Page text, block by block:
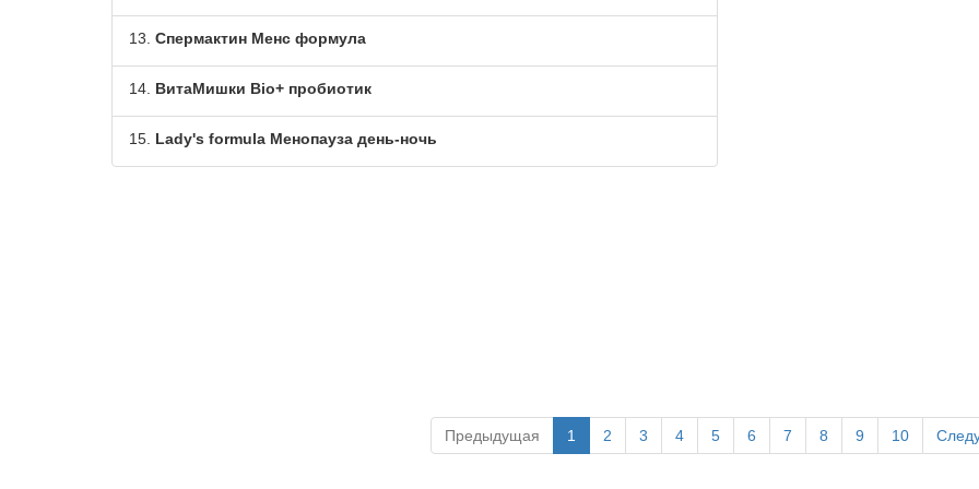
13. Спермактин Менс формула
14. ВитаМишки Bio+ пробиотик
15. Lady's formula Менопауза день-ночь
Предыдущая 1 2 3 4 5 6 7 8 9 10